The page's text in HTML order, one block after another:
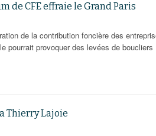
de CFE effraie le Grand Paris
de la contribution foncière des
pourrait provoquer des levées de boucliers
Thierry Lajoie